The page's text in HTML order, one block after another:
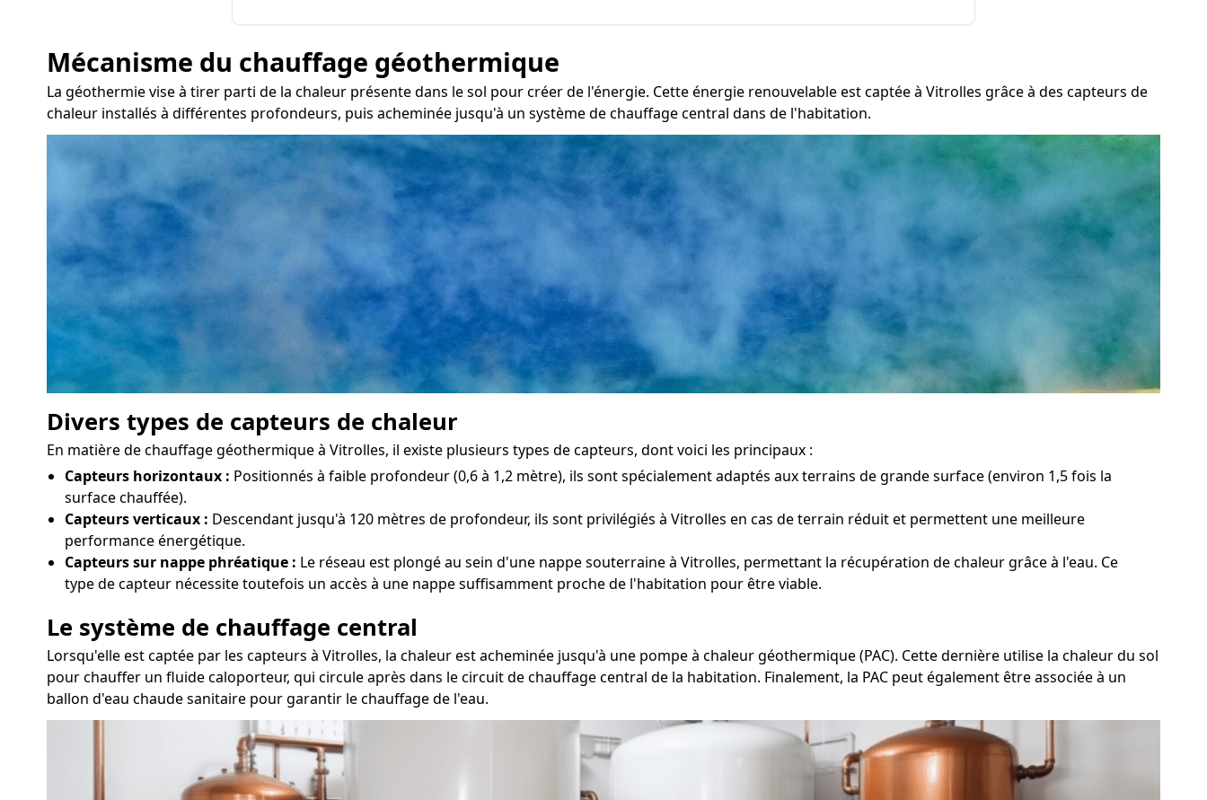
Mécanisme du chauffage géothermique
La géothermie vise à tirer parti de la chaleur présente dans le sol pour créer de l'énergie. Cette énergie renouvelable est captée à Vitrolles grâce à des capteurs de
chaleur installés à différentes profondeurs, puis acheminée jusqu'à un système de chauffage central dans de l'habitation.
Divers types de capteurs de chaleur
En matière de chauffage géothermique à Vitrolles, il existe plusieurs types de capteurs, dont voici les principaux :
Capteurs horizontaux : Positionnés à faible profondeur (0,6 à 1,2 mètre), ils sont spécialement adaptés aux terrains de grande surface (environ 1,5 fois la
surface chauffée).
Capteurs verticaux : Descendant jusqu'à 120 mètres de profondeur, ils sont privilégiés à Vitrolles en cas de terrain réduit et permettent une meilleure
performance énergétique.
Capteurs sur nappe phréatique : Le réseau est plongé au sein d'une nappe souterraine à Vitrolles, permettant la récupération de chaleur grâce à l'eau. Ce
type de capteur nécessite toutefois un accès à une nappe suffisamment proche de l'habitation pour être viable.
Le système de chauffage central
Lorsqu'elle est captée par les capteurs à Vitrolles, la chaleur est acheminée jusqu'à une pompe à chaleur géothermique (PAC). Cette dernière utilise la chaleur du sol
pour chauffer un fluide caloporteur, qui circule après dans le circuit de chauffage central de la habitation. Finalement, la PAC peut également être associée à un
ballon d'eau chaude sanitaire pour garantir le chauffage de l'eau.